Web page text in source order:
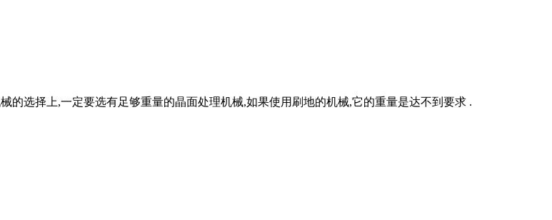
的选择上,一定要选有足够重量的晶面处理机械,如果使用刷地的机械,它的重量是达不到要求 .